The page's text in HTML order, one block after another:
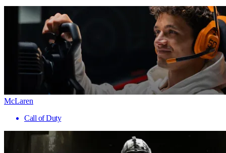
McLaren
Call of Duty